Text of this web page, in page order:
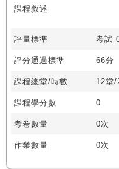
課程敘述
評量標準 考試
評分通過標準 66分
課程總堂/時數 12堂/
課程學分數 0
考卷數量 0次
作業數量 0次